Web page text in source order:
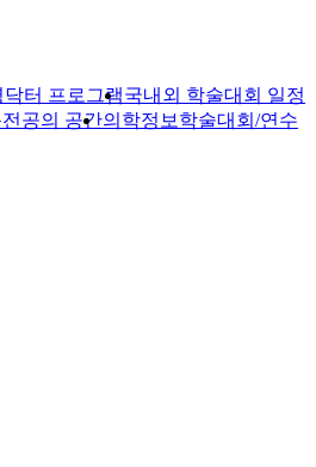
닥터 프로그램국내외 학술대회 일정
전공의 공간의학정보 학술대회/연수